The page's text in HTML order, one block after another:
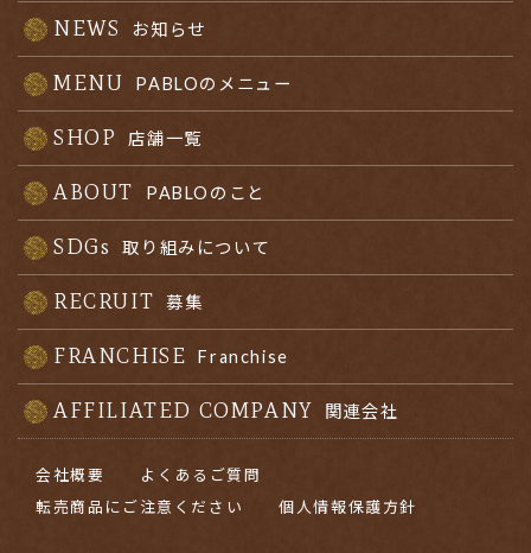
NEWS お知らせ
MENU PABLOのメニュー
SHOP 店舗一覧
ABOUT PABLOのこと
SDGs 取り組みについて
RECRUIT 募集
FRANCHISE Franchise
AFFILIATED COMPANY 関連会社
会社概要
よくあるご質問
転売商品にご注意ください
個人情報保護方針